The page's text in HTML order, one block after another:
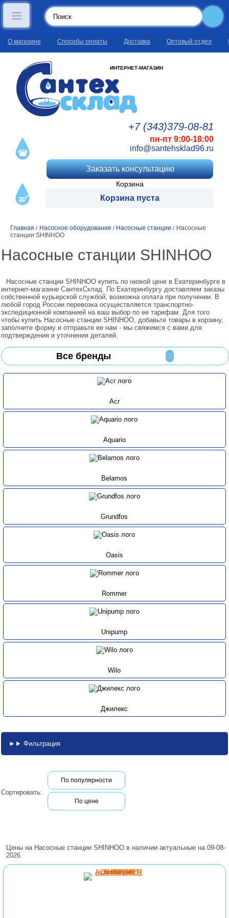
О магазине Способы оплаты Доставка Оптовый отдел
ИНТЕРНЕТ-МАГАЗИН
+7 (343)379-08-81
пн-пт 9:00-18:00
info@santehsklad96.ru
Заказать консультацию
Корзина
Корзина пуста
Главная / Насосное оборудование / Насосные станции / Насосные
станции SHINHOO
Насосные станции SHINHOO
Насосные станции SHINHOO купить по низкой цене в Екатеринбурге в
интернет-магазине СантехСклад. По Екатеринбургу доставляем заказы
собственной курьерской службой, возможна оплата при получении. В
любой город России перевозка осуществляется транспортно-
экспедиционной компанией на ваш выбор по ее тарифам. Для того
чтобы купить Насосные станции SHINHOO, добавьте товары в корзину,
заполните форму и отправьте ее нам - мы свяжемся с вами для
подтверждения и уточнения деталей.
Все бренды
Acr
Aquario
Belamos
Grundfos
Oasis
Rommer
Unipump
Wilo
Джилекс
Фильтрация
Сортировать:
По популярности
По цене
Цены на Насосные станции SHINHOO в наличии актуальные на 09-08-
2026